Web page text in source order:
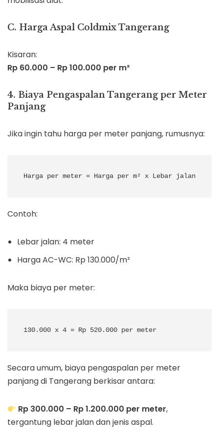
C. Harga Aspal Coldmix Tangerang
Kisaran:
Rp 60.000 – Rp 100.000 per m²
4. Biaya Pengaspalan Tangerang per Meter
Panjang
Jika ingin tahu harga per meter panjang, rumusnya:
Contoh:
Lebar jalan: 4 meter
Harga AC-WC: Rp 130.000/m²
Maka biaya per meter:
Secara umum, biaya pengaspalan per meter
panjang di Tangerang berkisar antara:
Rp 300.000 – Rp 1.200.000 per meter,
tergantung lebar jalan dan jenis aspal.